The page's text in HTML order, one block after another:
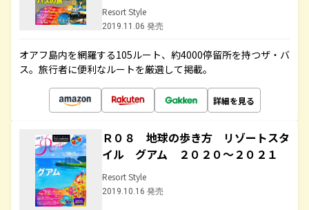
Resort Style
2019.11.06 発売
オアフ島内を網羅する105ルート、約4000停留所を持つザ・バ
ス。旅行者に便利なルートを厳選して掲載。
詳細を見る
Ｒ０８ 地球の歩き方 リゾートスタ
イル グアム ２０２０～２０２１
Resort Style
2019.10.16 発売